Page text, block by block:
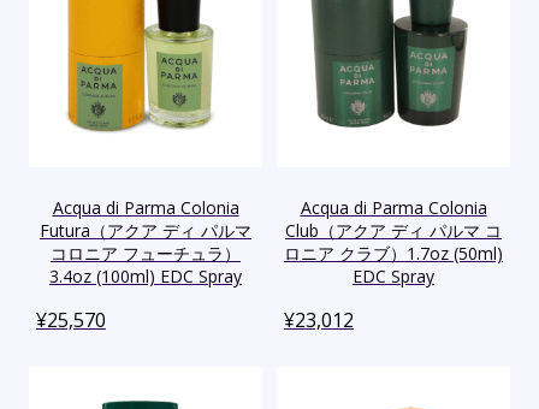
Acqua di Parma Colonia
Futura（アクア ディ パルマ
コロニア フューチュラ）
3.4oz (100ml) EDC Spray
¥25,570
Acqua di Parma Colonia
Club（アクア ディ パルマ コ
ロニア クラブ）1.7oz (50ml)
EDC Spray
¥23,012